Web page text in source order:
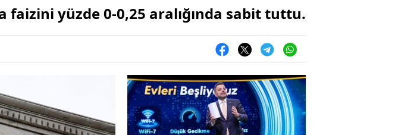
faizini yüzde 0-0,25 aralığında sabit tuttu.